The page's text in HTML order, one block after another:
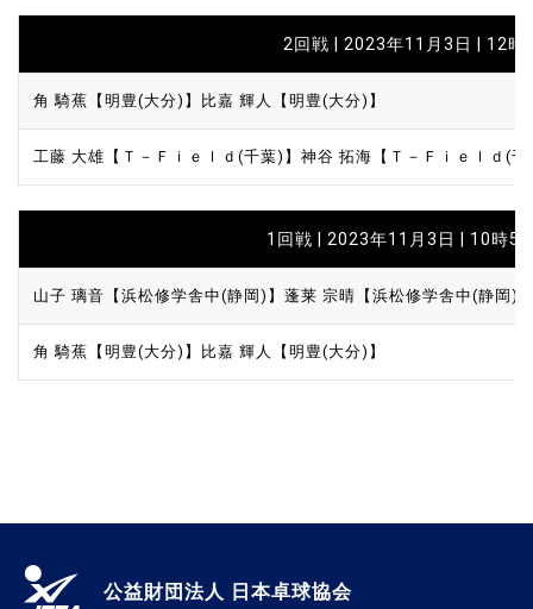
2回戦 | 2023年11月3日 | 12時
角 騎蕉【明豊(大分)】 比嘉 輝人【明豊(大分)】
工藤 大雄【Ｔ－Ｆｉｅｌｄ(千葉)】 神谷 拓海【Ｔ－Ｆｉｅｌｄ(千
1回戦 | 2023年11月3日 | 10時50
山子 璃音【浜松修学舎中(静岡)】 蓬莱 宗晴【浜松修学舎中(静岡)
角 騎蕉【明豊(大分)】 比嘉 輝人【明豊(大分)】
公益財団法人 日本卓球協会